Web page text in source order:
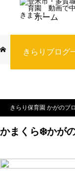
ホーム
きらりブログ
ブログ き
きらり保育園 かがのブ
かまくら❄️かが